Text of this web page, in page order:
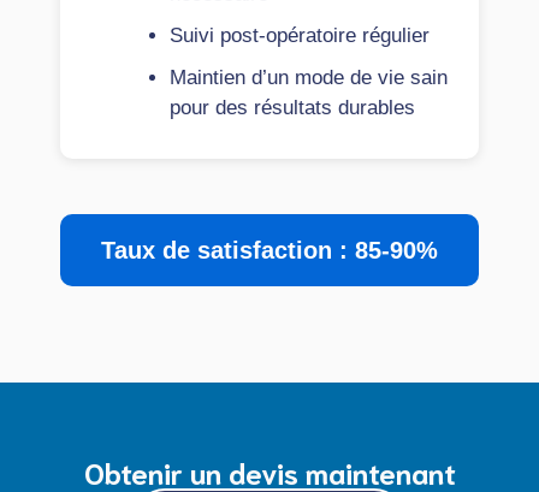
Suivi post-opératoire régulier
Maintien d’un mode de vie sain
pour des résultats durables
Taux de satisfaction : 85-90%
Obtenir un devis maintenant